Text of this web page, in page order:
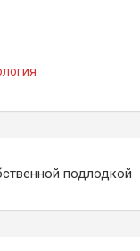
подлодкой